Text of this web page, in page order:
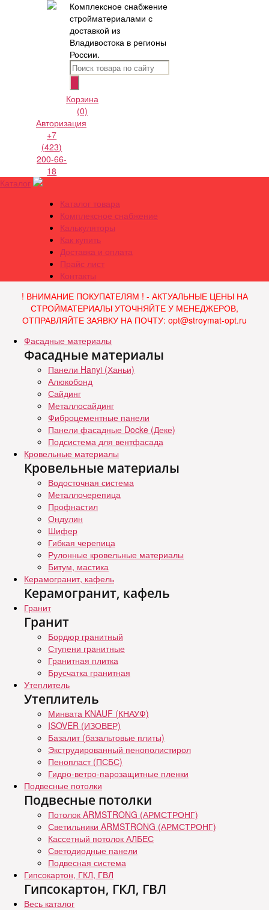
Комплексное снабжение
стройматериалами с
доставкой из
Владивостока в регионы
России.
Корзина
(0)
Авторизация
+7
(423)
200-66-
18
Каталог
Каталог товара
Комплексное снабжение
Калькуляторы
Как купить
Доставка и оплата
Прайс лист
Контакты
! ВНИМАНИЕ ПОКУПАТЕЛЯМ ! - АКТУАЛЬНЫЕ ЦЕНЫ НА
СТРОЙМАТЕРИАЛЫ УТОЧНЯЙТЕ У МЕНЕДЖЕРОВ,
ОТПРАВЛЯЙТЕ ЗАЯВКУ НА ПОЧТУ: opt@stroymat-opt.ru
Фасадные материалы
Фасадные материалы
Панели Hanyi (Ханьи)
Алюкобонд
Сайдинг
Металлосайдинг
Фиброцементные панели
Панели фасадные Docke (Деке)
Подсистема для вентфасада
Кровельные материалы
Кровельные материалы
Водосточная система
Металлочерепица
Профнастил
Ондулин
Шифер
Гибкая черепица
Рулонные кровельные материалы
Битум, мастика
Керамогранит, кафель
Керамогранит, кафель
Гранит
Гранит
Бордюр гранитный
Ступени гранитные
Гранитная плитка
Брусчатка гранитная
Утеплитель
Утеплитель
Минвата KNAUF (КНАУФ)
ISOVER (ИЗОВЕР)
Базалит (базальтовые плиты)
Экструдированный пенополистирол
Пенопласт (ПСБС)
Гидро-ветро-парозащитные пленки
Подвесные потолки
Подвесные потолки
Потолок ARMSTRONG (АРМСТРОНГ)
Светильники ARMSTRONG (АРМСТРОНГ)
Кассетный потолок АЛБЕС
Светодиодные панели
Подвесная система
Гипсокартон, ГКЛ, ГВЛ
Гипсокартон, ГКЛ, ГВЛ
Весь каталог